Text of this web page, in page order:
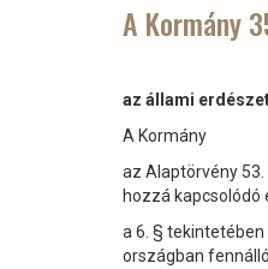
Miklósvári
Szent
fakápolna)
A Kormány
az állami
A Kormány
az Alaptörvény
hozzá kapcsolódó
a 6. §
országban